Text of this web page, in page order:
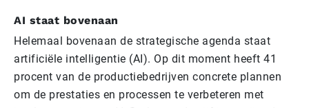
AI staat bovenaan
Helemaal bovenaan de strategische agenda staat
artificiële intelligentie (AI). Op dit moment heeft 41
procent van de productiebedrijven concrete plannen
om de prestaties en processen te verbeteren met